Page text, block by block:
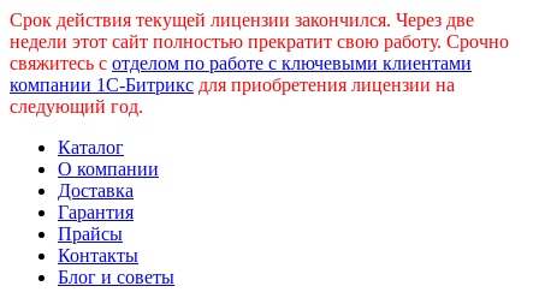
Срок действия текущей лицензии закончился. Через две
недели этот сайт полностью прекратит свою работу. Срочно
свяжитесь с отделом по работе с ключевыми клиентами
компании 1С-Битрикс для приобретения лицензии на
следующий год.
Каталог
О компании
Доставка
Гарантия
Прайсы
Контакты
Блог и советы